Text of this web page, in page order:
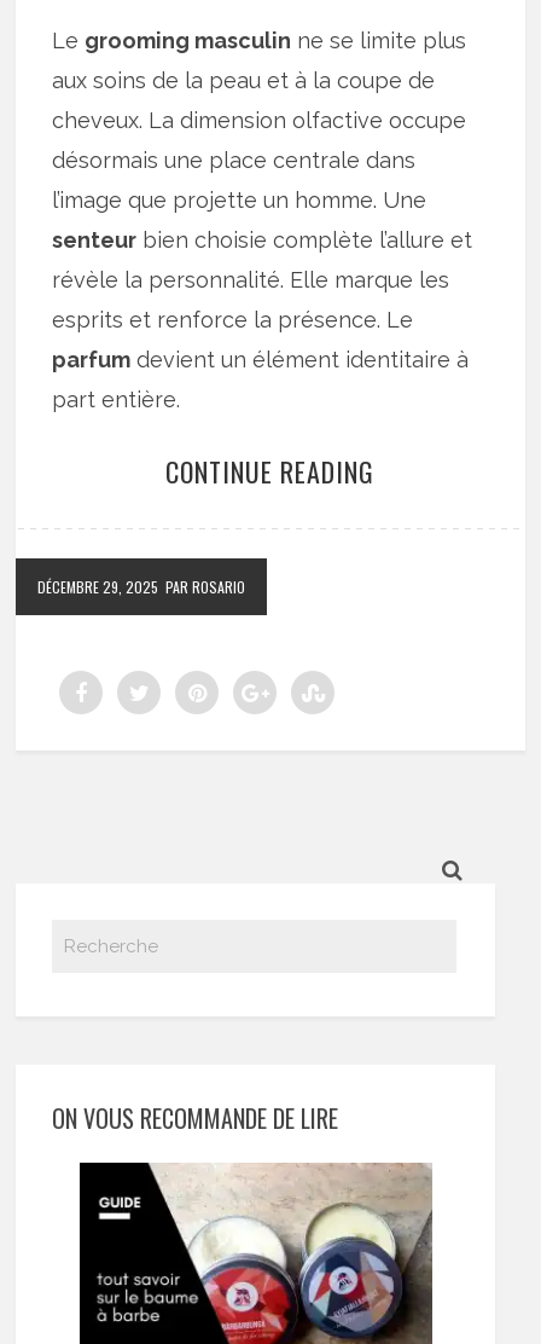
Le grooming masculin ne se limite plus
aux soins de la peau et à la coupe de
cheveux. La dimension olfactive occupe
désormais une place centrale dans
l’image que projette un homme. Une
senteur bien choisie complète l’allure et
révèle la personnalité. Elle marque les
esprits et renforce la présence. Le
parfum devient un élément identitaire à
part entière.
CONTINUE READING
DÉCEMBRE 29, 2025 PAR ROSARIO
ON VOUS RECOMMANDE DE LIRE